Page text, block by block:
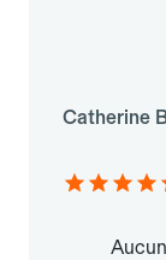
Catherine